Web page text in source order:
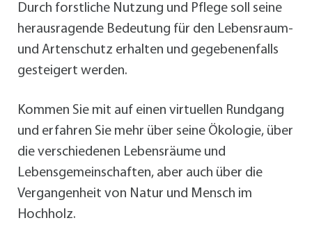
Durch forstliche Nutzung und Pflege soll seine
herausragende Bedeutung für den Lebensraum-
und Artenschutz erhalten und gegebenenfalls
gesteigert werden.
Kommen Sie mit auf einen virtuellen Rundgang
und erfahren Sie mehr über seine Ökologie, über
die verschiedenen Lebensräume und
Lebensgemeinschaften, aber auch über die
Vergangenheit von Natur und Mensch im
Hochholz.